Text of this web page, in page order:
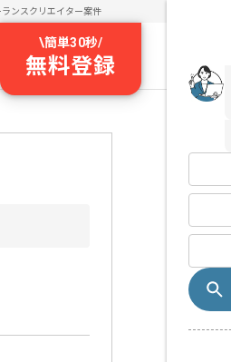
ランスクリエイター案件
\簡単30秒/
無料登録